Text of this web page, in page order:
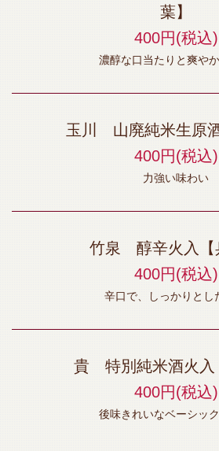
葉】
400円(税込)
濃醇な口当たりと爽や
玉川 山廃純米生原酒
400円(税込)
力強い味わい
竹泉 醇辛火入【
400円(税込)
辛口で、しっかりとし
貴 特別純米酒火入
400円(税込)
後味きれいなベーシッ